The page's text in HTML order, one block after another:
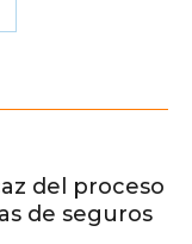
del proceso
de seguros